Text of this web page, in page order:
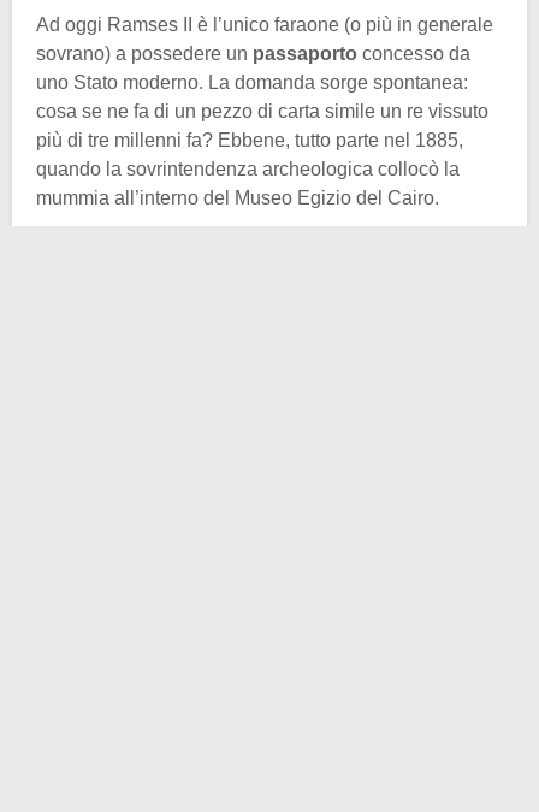
Ad oggi Ramses II è l’unico faraone (o più in generale
sovrano) a possedere un passaporto concesso da
uno Stato moderno. La domanda sorge spontanea:
cosa se ne fa di un pezzo di carta simile un re vissuto
più di tre millenni fa? Ebbene, tutto parte nel 1885,
quando la sovrintendenza archeologica collocò la
mummia all’interno del Museo Egizio del Cairo.